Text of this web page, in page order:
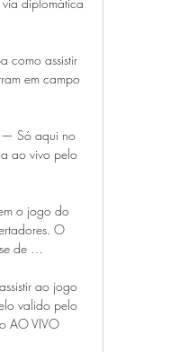
como assistir
em campo
Só aqui no
ao vivo pelo
o jogo do
O
de …
ao jogo
valido pelo
AO VIVO